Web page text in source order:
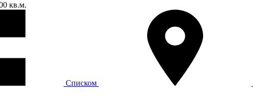
кв.м.
Списком